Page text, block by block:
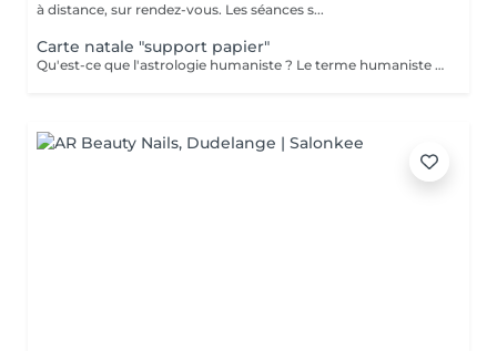
à distance, sur rendez-vous. Les séances s...
Carte natale "support papier"
Qu'est-ce que l'astrologie humaniste ? Le terme humaniste désigne une astrologie centrée sur la personne dans sa globalité. C'est une approche globale - dite holistique (du grec holos : entier) - des éléments à disposition de chacun pour réaliser concrètement les potentialités de sa naissance. L'astrologie humaniste ne met l'accent ni sur les évènements, ni sur les prédictions mais sur la prise de conscience de la signification (pour soi) de ce qui se passe. C'est une astrologie contemporaine qui veut répondre aux besoins de l'époque. Qu'est-ce qu'un thème natal ? C'est une carte représentant le ciel tel qu'il était au moment et à l'endroit précis de la naissance du sujet. Chaque thème est unique, mais tous contiennent les mêmes éléments de base. Chaque personne a les douze signes du zodiaque, ainsi que toutes les planètes de notre système solaire découvertes à ce jour. Seuls l'endroit et l'heure de naissance donneront une individualité potentielle au thème. Le thème indique les structures symboliques et énergétiques auxquelles la personne est reliée, parce qu'elle incarne « l'instant de l'univers » correspondant à sa naissance. L'astrologie en tant qu'écriture nous révèle les pistes de notre part de responsabilité sur notre évolution personnelle. Envoi par mail la carte et description "pas de présentiel"